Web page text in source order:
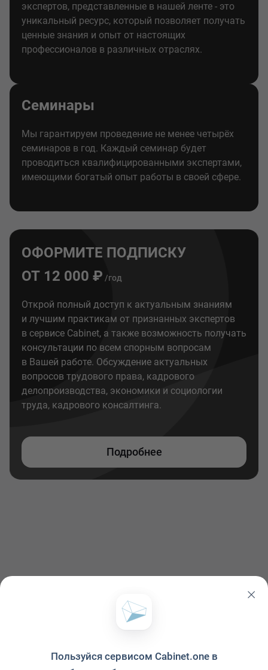
экспертов, представленные в нашей ленте - это
уникальный ресурс, который позволяет получать
ценные знания и опыт от настоящих
профессионалов в различных отраслях.
Семинары
Мы гарантируем проведение не менее четырёх
семинаров в год. Каждый семинар будет
проводиться квалифицированными экспертами,
имеющими богатый опыт работы в своей сфере.
ОФОРМИТЕ ПОДПИСКУ
ОТ 12 000 ₽ /год
Открой полный доступ к актуальным знаниям
и лучшим практикам от признанных экспертов
в сервисе Cabinet, а также возможность получать
консультации по всем спорным вопросам
в Вашей работе. Обсуждение актуальных
вопросов трудового права, кадрового
делопроизводства, экономики и социологии
труда, кадрового консалтинга.
Подробнее
Пользуйся сервисом Cabinet.one в